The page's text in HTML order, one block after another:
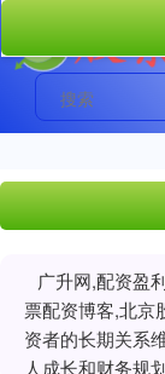
广升网,配资盈
票配资博客,北京
资者的长期关系
人成长和财务规划